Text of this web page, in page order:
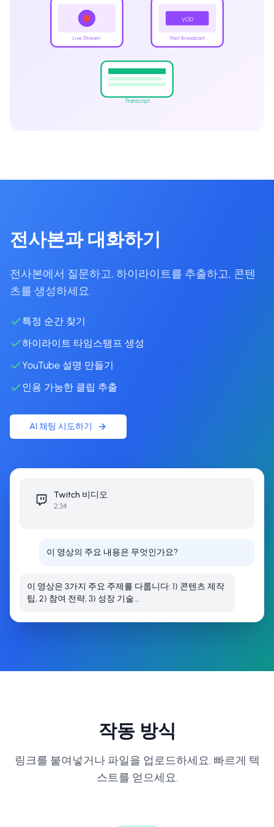
Live Stream
VOD
Past Broadcast
Transcript
전사본과 대화하기
전사본에서 질문하고, 하이라이트를 추출하고, 콘텐
츠를 생성하세요.
특정 순간 찾기
하이라이트 타임스탬프 생성
YouTube 설명 만들기
인용 가능한 클립 추출
AI 채팅 시도하기
Twitch 비디오
2:34
이 영상의 주요 내용은 무엇인가요?
이 영상은 3가지 주요 주제를 다룹니다: 1) 콘텐츠 제작
팁, 2) 참여 전략, 3) 성장 기술...
작동 방식
링크를 붙여넣거나 파일을 업로드하세요. 빠르게 텍
스트를 얻으세요.